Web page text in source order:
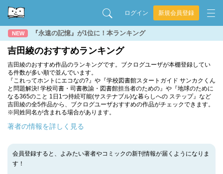
ログイン 新規会員登録
NEW 『永遠の記憶』が1位に！本ランキング
吉田綾のおすすめランキング
吉田綾のおすすめ作品のランキングです。ブクログユーザが本棚登録してい
る件数が多い順で並んでいます。
『これってホントにエコなの?』や『学校図書館スタートガイド サンカクくん
と問題解決! 学校司書・司書教諭・図書館担当者のための』や『地球のために
なる365のこと 1日1つ持続可能(サステナブル)な暮らしへの ステップ』など
吉田綾の全5作品から、ブクログユーザおすすめの作品がチェックできます。
※同姓同名が含まれる場合があります。
著者の情報を詳しく見る
会員登録すると、よみたい著者やコミックの新刊情報が届くようになりま
す！